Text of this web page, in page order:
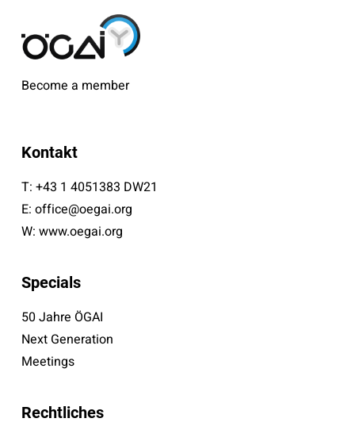
Become a member
Kontakt
T: +43 1 4051383 DW21
E: office@oegai.org
W: www.oegai.org
Specials
50 Jahre ÖGAI
Next Generation
Meetings
Rechtliches